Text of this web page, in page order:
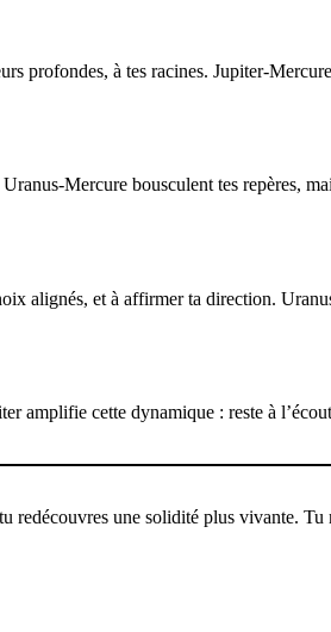
profondes, à tes racines. Jupiter-
Mercure bousculent tes repères,
alignés, et à affirmer ta direction.
amplifie cette dynamique : reste à
redécouvres une solidité plus vivante.